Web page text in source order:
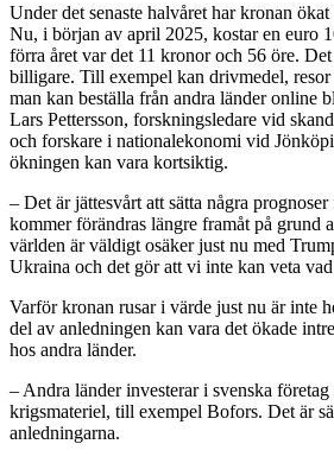
Under det senaste halvåret har kronan
Nu, i början av april 2025, kostar en euro
förra året var det 11 kronor och 56 öre.
billigare. Till exempel kan drivmedel,
man kan beställa från andra länder online
Lars Pettersson, forskningsledare vid
och forskare i nationalekonomi vid
ökningen kan vara kortsiktig.
– Det är jättesvårt att sätta några
kommer förändras längre framåt på grund
världen är väldigt osäker just nu med
Ukraina och det gör att vi inte kan veta
Varför kronan rusar i värde just nu är inte
del av anledningen kan vara det ökade
hos andra länder.
– Andra länder investerar i svenska
krigsmateriel, till exempel Bofors. Det är
anledningarna.